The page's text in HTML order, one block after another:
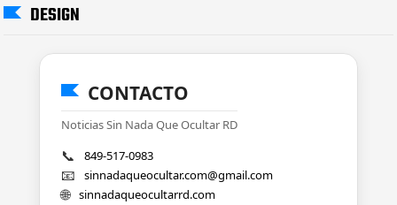
DESIGN
CONTACTO
Noticias Sin Nada Que Ocultar RD
📞 849-517-0983
📧 sinnadaqueocultar.com@gmail.com
🌐 sinnadaqueocultarrd.com